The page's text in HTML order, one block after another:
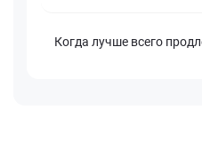
Когда лучше всего